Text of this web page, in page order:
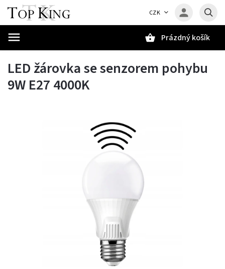
CZK
Prázdný košík
LED žárovka se senzorem pohybu
9W E27 4000K